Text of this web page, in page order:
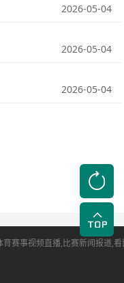
2026-05-04
2026-05-04
2026-05-04
赛事视频直播,比赛新闻报道,